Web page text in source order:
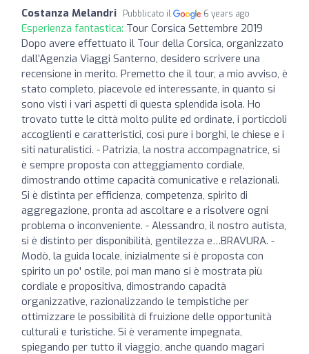
Costanza Melandri Pubblicato il 6 years ago
Esperienza fantastica: Tour Corsica Settembre 2019
Dopo avere effettuato il Tour della Corsica, organizzato
dall’Agenzia Viaggi Santerno, desidero scrivere una
recensione in merito. Premetto che il tour, a mio avviso, è
stato completo, piacevole ed interessante, in quanto si
sono visti i vari aspetti di questa splendida isola. Ho
trovato tutte le città molto pulite ed ordinate, i porticcioli
accoglienti e caratteristici, così pure i borghi, le chiese e i
siti naturalistici. - Patrizia, la nostra accompagnatrice, si
è sempre proposta con atteggiamento cordiale,
dimostrando ottime capacità comunicative e relazionali.
Si è distinta per efficienza, competenza, spirito di
aggregazione, pronta ad ascoltare e a risolvere ogni
problema o inconveniente. - Alessandro, il nostro autista,
si è distinto per disponibilità, gentilezza e…BRAVURA. -
Modò, la guida locale, inizialmente si è proposta con
spirito un po' ostile, poi man mano si è mostrata più
cordiale e propositiva, dimostrando capacità
organizzative, razionalizzando le tempistiche per
ottimizzare le possibilità di fruizione delle opportunità
culturali e turistiche. Si è veramente impegnata,
spiegando per tutto il viaggio, anche quando magari